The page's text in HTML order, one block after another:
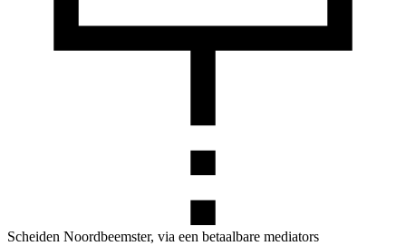
Scheiden Noordbeemster, via een betaalbare mediators